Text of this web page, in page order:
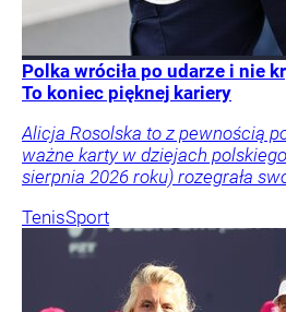
Polka wróciła po udarze i nie
To koniec pięknej kariery
Alicja Rosolska to z pewnością
ważne karty w dziejach
sierpnia 2026 roku) rozegrała
TenisSport